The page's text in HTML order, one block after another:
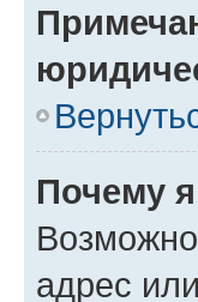
Почему
адрес